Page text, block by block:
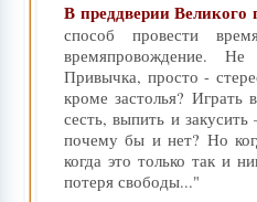
В преддверии Великого
способ провести
времяпровождение.
Привычка, просто -
кроме застолья?
сесть, выпить и
почему бы и нет? Но
когда это только так и
потеря свободы..."